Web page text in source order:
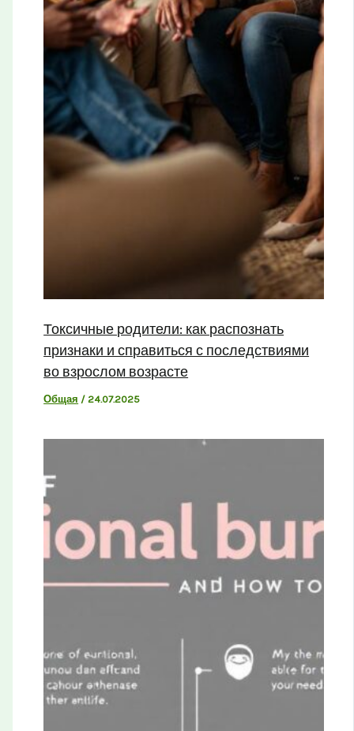
Токсичные родители: как распознать
признаки и справиться с последствиями
во взрослом возрасте
Общая / 24.07.2025